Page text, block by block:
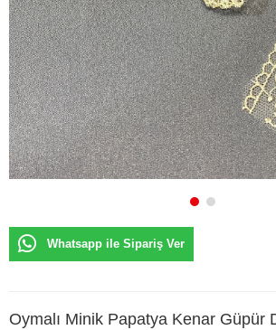
Whatsapp ile Sipariş Ver
Oymalı Minik Papatya Kenar Güpür